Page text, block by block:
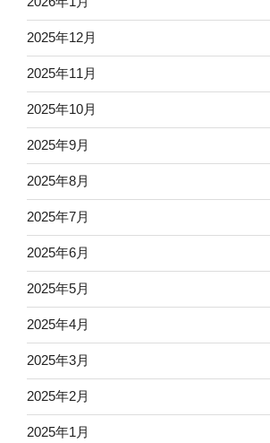
2025年12月
2025年11月
2025年10月
2025年9月
2025年8月
2025年7月
2025年6月
2025年5月
2025年4月
2025年3月
2025年2月
2025年1月